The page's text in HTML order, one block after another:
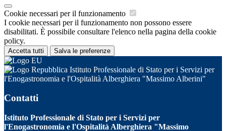
Cookie necessari per il funzionamento
I cookie necessari per il funzionamento non possono essere
disabilitati. È possibile consultare l'elenco nella pagina della cookie
policy.
Accetta tutti Salva le preferenze
Istituto Professionale di Stato per i Servizi per
l'Enogastronomia e l'Ospitalità Alberghiera "Massimo Alberini"
Contatti
Istituto Professionale di Stato per i Servizi per
l'Enogastronomia e l'Ospitalità Alberghiera "Massimo